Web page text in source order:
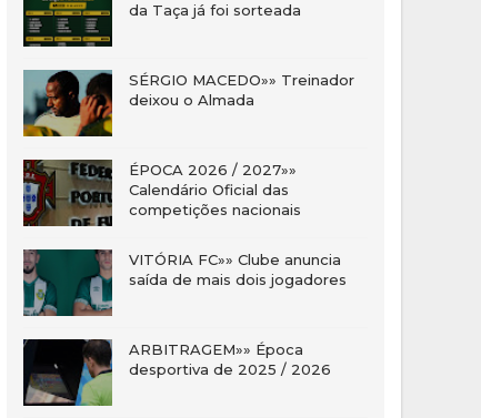
da Taça já foi sorteada
SÉRGIO MACEDO»» Treinador
deixou o Almada
ÉPOCA 2026 / 2027»»
Calendário Oficial das
competições nacionais
VITÓRIA FC»» Clube anuncia
saída de mais dois jogadores
ARBITRAGEM»» Época
desportiva de 2025 / 2026